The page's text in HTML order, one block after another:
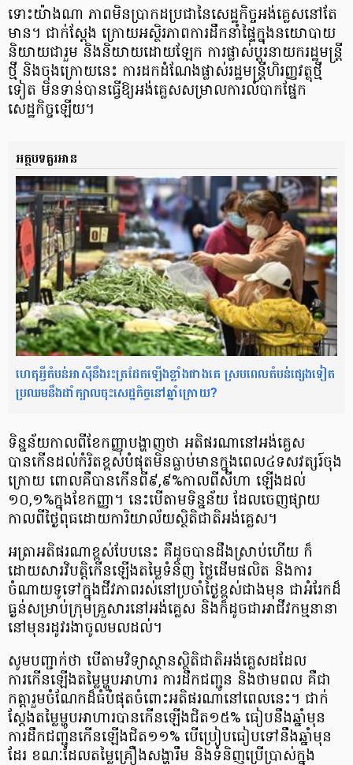
ទោះយ៉ាងណា ភាពមិនប្រាកដប្រជានៃសេដ្ឋកិច្ចអង់គ្លេសនៅតែ
មាន។ ជាក់ស្តែង ក្រោយអស្ថិរភាពការដឹកនាំផ្ទៃក្នុងនយោបាយ
និយាយជារួម និងនិយាយដោយឡែក ការផ្លាស់ប្តូរនាយករដ្ឋមន្ត្រី
ថ្មី និងចុងក្រោយនេះ ការដកដំណែងផ្លាស់រដ្ឋមន្ត្រីហិរញ្ញវត្ថុថ្មី
ទៀត មិនទាន់បានធ្វើឱ្យអង់គ្លេសសម្រាលការលំបាកផ្នែក
សេដ្ឋកិច្ចឡើយ។
អត្ថបទគួរអាន
ហេតុអ្វីតំបន់អាស៊ីនឹងរះត្រដែតឡើងខ្លាំងជាងគេ ស្របពេលតំបន់ផ្សេងទៀត
ប្រឈមនឹងដាំក្បាលចុះសេដ្ឋកិច្ចនៅឆ្នាំក្រោយ?
ទិន្នន័យកាលពីខែកញ្ញាបង្ហាញថា អតិផរណានៅអង់គ្លេស
បានកើនដល់កំរិតខ្ពស់បំផុតមិនធ្លាប់មានក្នុងពេល៤ទសវត្សរ៍ចុង
ក្រោយ ពោលគឺបានកើនពី៩,៩%កាលពីសីហា ឡើងដល់
១០,១%ក្នុងខែកញ្ញា។ នេះបើតាមទិន្នន័យ ដែលចេញផ្សាយ
កាលពីថ្ងៃពុធដោយការិយាល័យស្ថិតិជាតិអង់គ្លេស។
អត្រាអតិផរណាខ្ពស់បែបនេះ គឺដូចបានដឹងស្រាប់ហើយ ក៏
ដោយសារវិបត្តិកើនឡើងតម្លៃទំនិញ ថ្លៃដើមផលិត និងការ
ចំណាយទូទៅក្នុងជីវភាពរស់នៅប្រចាំថ្ងៃខ្ពស់ជាងមុន ជាអំរែកដ៏
ធ្ងន់សម្រាប់ក្រុមគ្រួសារនៅអង់គ្លេស និងក៏ដូចជាអាជីវកម្មនានា
នៅមុនរដូវរងាចូលមលដល់។
សូមបញ្ជាក់ថា បើតាមវិទ្យាស្ថានស្ថិតិជាតិអង់គ្លេសដដែល
ការកើនឡើងតម្លៃម្ហូបអាហារ ការដឹកជញ្ជូន និងថាមពល គឺជា
កត្តារួមចំណែកដ៏ធំបំផុតចំពោះអតិផរណានៅពេលនេះ។ ជាក់
ស្តែងតម្លៃម្ហូបអាហារបានកើនឡើងជិត១៥% ធៀបនឹងឆ្នាំមុន
ការដឹកជញ្ជូនកើនឡើងជិត១១% បើប្រៀបធៀបទៅនឹងឆ្នាំមុន
ដែរ ខណៈដែលតម្លៃគ្រឿងសង្ហារឹម និងទំនិញប្រើប្រាស់ក្នុង